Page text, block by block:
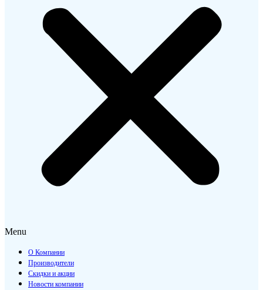
Menu
О Компании
Производители
Скидки и акции
Новости компании